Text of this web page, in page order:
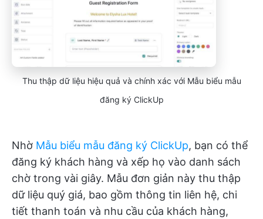
Thu thập dữ liệu hiệu quả và chính xác với Mẫu biểu mẫu
đăng ký ClickUp
Nhờ Mẫu biểu mẫu đăng ký ClickUp, bạn có thể
đăng ký khách hàng và xếp họ vào danh sách
chờ trong vài giây. Mẫu đơn giản này thu thập
dữ liệu quý giá, bao gồm thông tin liên hệ, chi
tiết thanh toán và nhu cầu của khách hàng,